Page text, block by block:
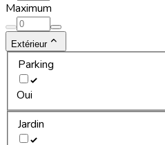
Maximum
Extérieur
Parking
Oui
Jardin